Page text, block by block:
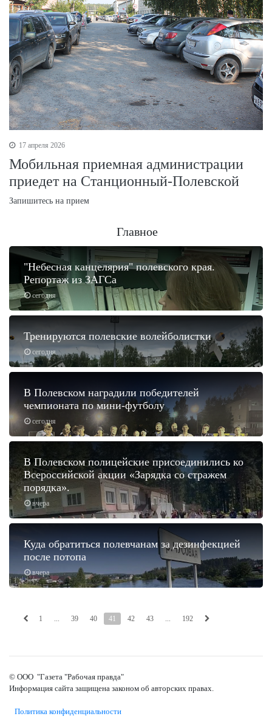
17 апреля 2026
Мобильная приемная администрации
приедет на Станционный-Полевской
Запишитесь на прием
Главное
сегодня
"Небесная канцелярия" полевского края.
Репортаж из ЗАГСа
сегодня
Тренируются полевские волейболистки
сегодня
В Полевском наградили победителей
чемпионата по мини-футболу
вчера
В Полевском полицейские присоединились ко
Всероссийской акции «Зарядка со стражем
порядка».
вчера
Куда обратиться полевчанам за дезинфекцией
после потопа
1 ... 39 40 41 42 43 ... 192
© ООО "Газета "Рабочая правда"
Информация сайта защищена законом об авторских правах.
Политика конфиденциальности